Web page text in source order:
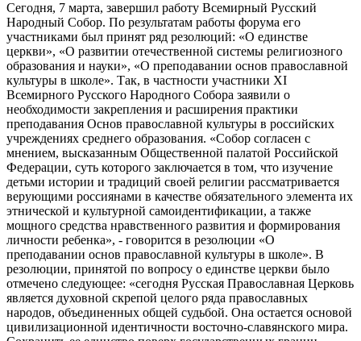
Сегодня, 7 марта, завершил работу Всемирный Русский
Народный Собор. По результатам работы форума его
участниками был принят ряд резолюций: «О единстве
церкви», «О развитии отечественной системы религиозного
образования и науки», «О преподавании основ православной
культуры в школе». Так, в частности участники XI
Всемирного Русского Народного Собора заявили о
необходимости закрепления и расширения практики
преподавания Основ православной культуры в российских
учреждениях среднего образования. «Собор согласен с
мнением, высказанным Общественной палатой Российской
Федерации, суть которого заключается в том, что изучение
детьми истории и традиций своей религии рассматривается
верующими россиянами в качестве обязательного элемента их
этнической и культурной самоидентификации, а также
мощного средства нравственного развития и формирования
личности ребенка», - говорится в резолюции «О
преподавании основ православной культуры в школе». В
резолюции, принятой по вопросу о единстве церкви было
отмечено следующее: «сегодня Русская Православная Церковь
является духовной скрепой целого ряда православных
народов, объединенных общей судьбой. Она остается основой
цивилизационной идентичности восточно-славянского мира.